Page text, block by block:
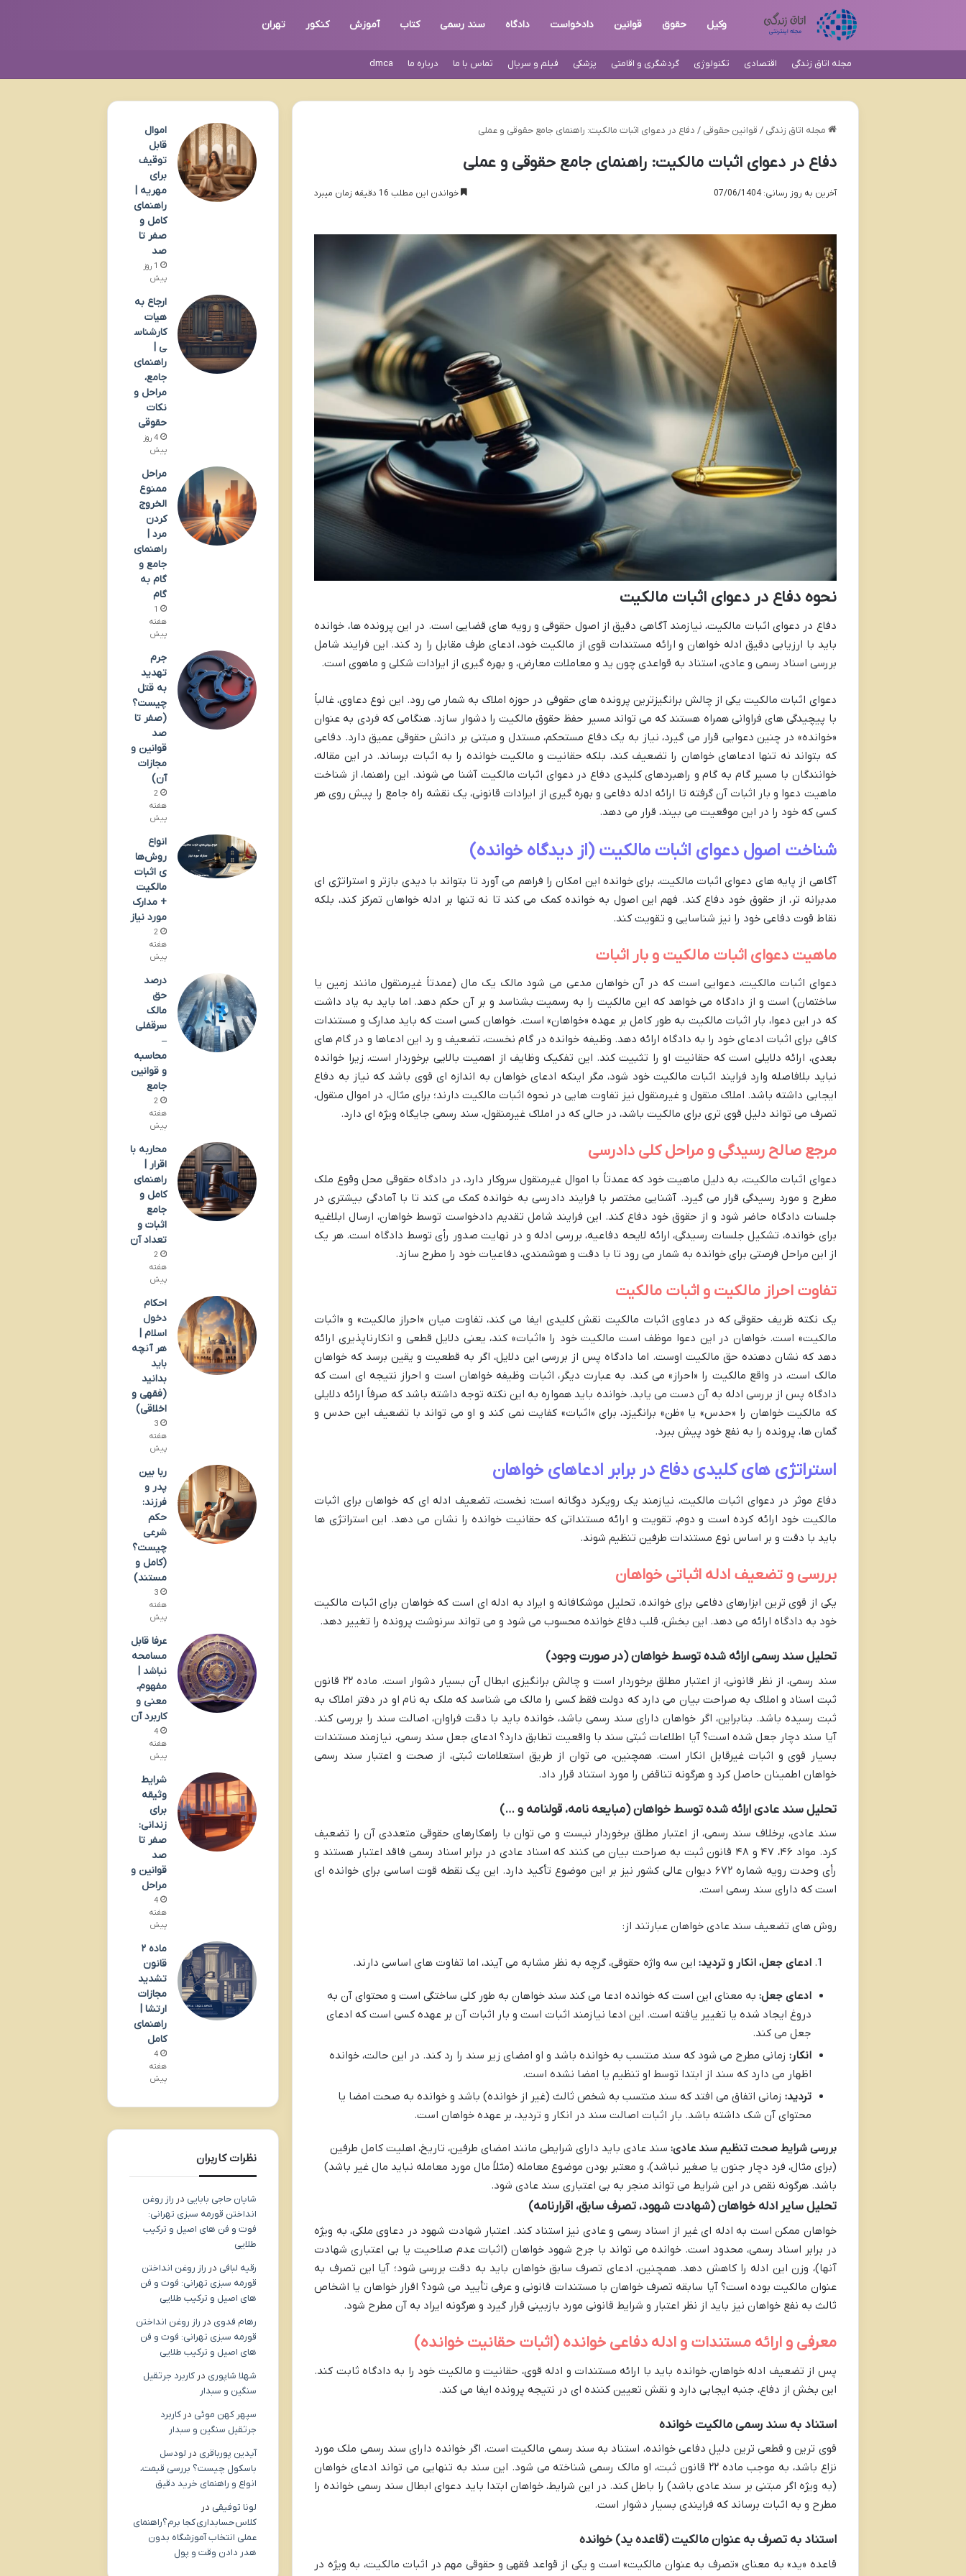
وکیل حقوق قوانین دادخواست دادگاه سند رسمی کتاب آموزش کنکور تهران
مجله اتاق زندگی اقتصادی تکنولوژی گردشگری و اقامتی پزشکی فیلم و سریال تماس با ما درباره ما dmca
مجله اتاق زندگی / قوانین حقوقی / دفاع در دعوای اثبات مالکیت: راهنمای جامع حقوقی و عملی
دفاع در دعوای اثبات مالکیت: راهنمای جامع حقوقی و عملی
آخرین به روز رسانی: 07/06/1404 خواندن این مطلب 16 دقیقه زمان میبرد
نحوه دفاع در دعوای اثبات مالکیت
دفاع در دعوای اثبات مالکیت، نیازمند آگاهی دقیق از اصول حقوقی و رویه های قضایی است. در این پرونده ها، خوانده
باید با ارزیابی دقیق ادله خواهان و ارائه مستندات قوی از مالکیت خود، ادعای طرف مقابل را رد کند. این فرایند شامل
بررسی اسناد رسمی و عادی، استناد به قواعدی چون ید و معاملات معارض، و بهره گیری از ایرادات شکلی و ماهوی است.
دعوای اثبات مالکیت یکی از چالش برانگیزترین پرونده های حقوقی در حوزه املاک به شمار می رود. این نوع دعاوی، غالباً
با پیچیدگی های فراوانی همراه هستند که می تواند مسیر حفظ حقوق مالکیت را دشوار سازد. هنگامی که فردی به عنوان
«خوانده» در چنین دعوایی قرار می گیرد، نیاز به یک دفاع مستحکم، مستدل و مبتنی بر دانش حقوقی عمیق دارد. دفاعی
که بتواند نه تنها ادعاهای خواهان را تضعیف کند، بلکه حقانیت و مالکیت خوانده را به اثبات برساند. در این مقاله،
خوانندگان با مسیر گام به گام و راهبردهای کلیدی دفاع در دعوای اثبات مالکیت آشنا می شوند. این راهنما، از شناخت
ماهیت دعوا و بار اثبات آن گرفته تا ارائه ادله دفاعی و بهره گیری از ایرادات قانونی، یک نقشه راه جامع را پیش روی هر
کسی که خود را در این موقعیت می بیند، قرار می دهد.
شناخت اصول دعوای اثبات مالکیت (از دیدگاه خوانده)
آگاهی از پایه های دعوای اثبات مالکیت، برای خوانده این امکان را فراهم می آورد تا بتواند با دیدی بازتر و استراتژی ای
مدبرانه تر، از حقوق خود دفاع کند. فهم این اصول به خوانده کمک می کند تا نه تنها بر ادله خواهان تمرکز کند، بلکه
نقاط قوت دفاعی خود را نیز شناسایی و تقویت کند.
ماهیت دعوای اثبات مالکیت و بار اثبات
دعوای اثبات مالکیت، دعوایی است که در آن خواهان مدعی می شود مالک یک مال (عمدتاً غیرمنقول مانند زمین یا
ساختمان) است و از دادگاه می خواهد که این مالکیت را به رسمیت بشناسد و بر آن حکم دهد. اما باید به یاد داشت
که در این دعوا، بار اثبات مالکیت به طور کامل بر عهده «خواهان» است. خواهان کسی است که باید مدارک و مستندات
کافی برای اثبات ادعای خود را به دادگاه ارائه دهد. وظیفه خوانده در گام نخست، تضعیف و رد این ادعاها و در گام های
بعدی، ارائه دلایلی است که حقانیت او را تثبیت کند. این تفکیک وظایف از اهمیت بالایی برخوردار است، زیرا خوانده
نباید بلافاصله وارد فرایند اثبات مالکیت خود شود، مگر اینکه ادعای خواهان به اندازه ای قوی باشد که نیاز به دفاع
ایجابی داشته باشد. املاک منقول و غیرمنقول نیز تفاوت هایی در نحوه اثبات مالکیت دارند؛ برای مثال، در اموال منقول،
تصرف می تواند دلیل قوی تری برای مالکیت باشد، در حالی که در املاک غیرمنقول، سند رسمی جایگاه ویژه ای دارد.
مرجع صالح رسیدگی و مراحل کلی دادرسی
دعوای اثبات مالکیت، به دلیل ماهیت خود که عمدتاً با اموال غیرمنقول سروکار دارد، در دادگاه حقوقی محل وقوع ملک
مطرح و مورد رسیدگی قرار می گیرد. آشنایی مختصر با فرایند دادرسی به خوانده کمک می کند تا با آمادگی بیشتری در
جلسات دادگاه حاضر شود و از حقوق خود دفاع کند. این فرایند شامل تقدیم دادخواست توسط خواهان، ارسال ابلاغیه
برای خوانده، تشکیل جلسات رسیدگی، ارائه لایحه دفاعیه، بررسی ادله و در نهایت صدور رأی توسط دادگاه است. هر یک
از این مراحل فرصتی برای خوانده به شمار می رود تا با دقت و هوشمندی، دفاعیات خود را مطرح سازد.
تفاوت احراز مالکیت و اثبات مالکیت
یک نکته ظریف حقوقی که در دعاوی اثبات مالکیت نقش کلیدی ایفا می کند، تفاوت میان «احراز مالکیت» و «اثبات
مالکیت» است. خواهان در این دعوا موظف است مالکیت خود را «اثبات» کند، یعنی دلایل قطعی و انکارناپذیری ارائه
دهد که نشان دهنده حق مالکیت اوست. اما دادگاه پس از بررسی این دلایل، اگر به قطعیت و یقین برسد که خواهان
مالک است، در واقع مالکیت را «احراز» می کند. به عبارت دیگر، اثبات وظیفه خواهان است و احراز نتیجه ای است که
دادگاه پس از بررسی ادله به آن دست می یابد. خوانده باید همواره به این نکته توجه داشته باشد که صرفاً ارائه دلایلی
که مالکیت خواهان را «حدس» یا «ظن» برانگیزد، برای «اثبات» کفایت نمی کند و او می تواند با تضعیف این حدس و
گمان ها، پرونده را به نفع خود پیش ببرد.
استراتژی های کلیدی دفاع در برابر ادعاهای خواهان
دفاع موثر در دعوای اثبات مالکیت، نیازمند یک رویکرد دوگانه است: نخست، تضعیف ادله ای که خواهان برای اثبات
مالکیت خود ارائه کرده است و دوم، تقویت و ارائه مستنداتی که حقانیت خوانده را نشان می دهد. این استراتژی ها
باید با دقت و بر اساس نوع مستندات طرفین تنظیم شوند.
بررسی و تضعیف ادله اثباتی خواهان
یکی از قوی ترین ابزارهای دفاعی برای خوانده، تحلیل موشکافانه و ایراد به ادله ای است که خواهان برای اثبات مالکیت
خود به دادگاه ارائه می دهد. این بخش، قلب دفاع خوانده محسوب می شود و می تواند سرنوشت پرونده را تغییر دهد.
تحلیل سند رسمی ارائه شده توسط خواهان (در صورت وجود)
سند رسمی، از نظر قانونی، از اعتبار مطلق برخوردار است و چالش برانگیزی ابطال آن بسیار دشوار است. ماده ۲۲ قانون
ثبت اسناد و املاک به صراحت بیان می دارد که دولت فقط کسی را مالک می شناسد که ملک به نام او در دفتر املاک به
ثبت رسیده باشد. بنابراین، اگر خواهان دارای سند رسمی باشد، خوانده باید با دقت فراوان، اصالت سند را بررسی کند.
آیا سند دچار جعل شده است؟ آیا اطلاعات ثبتی سند با واقعیت تطابق دارد؟ ادعای جعل سند رسمی، نیازمند مستندات
بسیار قوی و اثبات غیرقابل انکار است. همچنین، می توان از طریق استعلامات ثبتی، از صحت و اعتبار سند رسمی
خواهان اطمینان حاصل کرد و هرگونه تناقض را مورد استناد قرار داد.
تحلیل سند عادی ارائه شده توسط خواهان (مبایعه نامه، قولنامه و …)
سند عادی، برخلاف سند رسمی، از اعتبار مطلق برخوردار نیست و می توان با راهکارهای حقوقی متعددی آن را تضعیف
کرد. مواد ۴۶، ۴۷ و ۴۸ قانون ثبت به صراحت بیان می کنند که اسناد عادی در برابر اسناد رسمی فاقد اعتبار هستند و
رأی وحدت رویه شماره ۶۷۲ دیوان عالی کشور نیز بر این موضوع تأکید دارد. این یک نقطه قوت اساسی برای خوانده ای
است که دارای سند رسمی است.
روش های تضعیف سند عادی خواهان عبارتند از:
ادعای جعل، انکار و تردید: این سه واژه حقوقی، گرچه به نظر مشابه می آیند، اما تفاوت های اساسی دارند.
ادعای جعل: به معنای این است که خوانده ادعا می کند سند خواهان به طور کلی ساختگی است و محتوای آن به
دروغ ایجاد شده یا تغییر یافته است. این ادعا نیازمند اثبات است و بار اثبات آن بر عهده کسی است که ادعای
جعل می کند.
انکار: زمانی مطرح می شود که سند منتسب به خوانده باشد و او امضای زیر سند را رد کند. در این حالت، خوانده
اظهار می دارد که سند از ابتدا توسط او تنظیم یا امضا نشده است.
تردید: زمانی اتفاق می افتد که سند منتسب به شخص ثالث (غیر از خوانده) باشد و خوانده به صحت امضا یا
محتوای آن شک داشته باشد. بار اثبات اصالت سند در انکار و تردید، بر عهده خواهان است.
بررسی شرایط صحت تنظیم سند عادی: سند عادی باید دارای شرایطی مانند امضای طرفین، تاریخ، اهلیت کامل طرفین
(برای مثال، فرد دچار جنون یا صغیر نباشد)، و معتبر بودن موضوع معامله (مثلاً مال مورد معامله نباید مال غیر باشد)
باشد. هرگونه نقص در این شرایط می تواند منجر به بی اعتباری سند عادی شود.
تحلیل سایر ادله خواهان (شهادت شهود، تصرف سابق، اقرارنامه)
خواهان ممکن است به ادله ای غیر از اسناد رسمی و عادی نیز استناد کند. اعتبار شهادت شهود در دعاوی ملکی، به ویژه
در برابر اسناد رسمی، محدود است. خوانده می تواند با جرح شهود خواهان (اثبات عدم صلاحیت یا بی اعتباری شهادت
آنها)، وزن این ادله را کاهش دهد. همچنین، ادعای تصرف سابق خواهان باید به دقت بررسی شود؛ آیا این تصرف به
عنوان مالکیت بوده است؟ آیا سابقه تصرف خواهان با مستندات قانونی و عرفی تأیید می شود؟ اقرار خواهان یا اشخاص
ثالث به نفع خواهان نیز باید از نظر اعتبار و شرایط قانونی مورد بازبینی قرار گیرد و هرگونه ایراد به آن مطرح شود.
معرفی و ارائه مستندات و ادله دفاعی خوانده (اثبات حقانیت خوانده)
پس از تضعیف ادله خواهان، خوانده باید با ارائه مستندات و ادله قوی، حقانیت و مالکیت خود را به دادگاه ثابت کند.
این بخش از دفاع، جنبه ایجابی دارد و نقش تعیین کننده ای در نتیجه پرونده ایفا می کند.
استناد به سند رسمی مالکیت خوانده
قوی ترین و قطعی ترین دلیل دفاعی خوانده، استناد به سند رسمی مالکیت است. اگر خوانده دارای سند رسمی ملک مورد
نزاع باشد، به موجب ماده ۲۲ قانون ثبت، او مالک رسمی شناخته می شود. این سند به تنهایی می تواند ادعای خواهان
(به ویژه اگر مبتنی بر سند عادی باشد) را باطل کند. در این شرایط، خواهان ابتدا باید دعوای ابطال سند رسمی خوانده را
مطرح و به اثبات برساند که فرایندی بسیار دشوار است.
استناد به تصرف به عنوان مالکیت (قاعده ید) خوانده
قاعده «ید» به معنای «تصرف به عنوان مالکیت» است و یکی از قواعد فقهی و حقوقی مهم در اثبات مالکیت، به ویژه در
اموال
قابل
توقیف
برای
مهریه |
راهنمای
کامل و
صفر تا
صد
1 روز
پیش
ارجاع به
هیات
کارشناس
ی |
راهنمای
جامع،
مراحل و
نکات
حقوقی
4 روز
پیش
مراحل
ممنوع
الخروج
کردن
مرد |
راهنمای
جامع و
گام به
گام
1
هفته
پیش
جرم
تهدید
به قتل
چیست؟
(صفر تا
صد
قوانین و
مجازات
آن)
2
هفته
پیش
انواع
روش‌ها
ی اثبات
مالکیت
+ مدارک
مورد نیاز
2
هفته
پیش
درصد
حق
مالک
سرقفلی
–
محاسبه
و قوانین
جامع
2
هفته
پیش
محاربه با
اقرار |
راهنمای
کامل و
جامع
اثبات و
تعداد آن
2
هفته
پیش
احکام
دخول
اسلام |
هر آنچه
باید
بدانید
(فقهی و
اخلاقی)
3
هفته
پیش
ربا بین
پدر و
فرزند:
حکم
شرعی
چیست؟
(کامل و
مستند)
3
هفته
پیش
عرفا قابل
مسامحه
نباشد |
مفهوم،
معنی و
کاربرد آن
4
هفته
پیش
شرایط
وثیقه
برای
زندانی:
صفر تا
صد
قوانین و
مراحل
4
هفته
پیش
ماده ۲
قانون
تشدید
مجازات
ارتشا |
راهنمای
کامل
4
هفته
پیش
نظرات کاربران
شایان حاجی بابایی در راز روغن
انداختن قورمه سبزی تهرانی:
فوت و فن های اصیل و ترکیب
طلایی
رقیه لبافی در راز روغن انداختن
قورمه سبزی تهرانی: فوت و فن
های اصیل و ترکیب طلایی
رهام فدوی در راز روغن انداختن
قورمه سبزی تهرانی: فوت و فن
های اصیل و ترکیب طلایی
شهلا شاپوری در کاربرد جرثقیل
سنگین و سبدار
سپهر کهن موئی در کاربرد
جرثقیل سنگین و سبدار
آیدین پورباقری در لودسل
باسکول چیست؟ بررسی قیمت،
انواع و راهنمای خرید دقیق
لونا توفیقی در
کلاس حسابداری کجا برم؟راهنمای
عملی انتخاب آموزشگاه بدون
هدر دادن وقت و پول